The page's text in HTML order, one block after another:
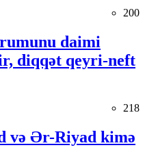
200
daimi
diqqət qeyri-neft
218
və Ər-Riyad kimə